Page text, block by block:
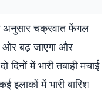
चक्रवात फेंगल
ओर बढ़ जाएगा और
में भारी तबाही मचाई
में भारी बारिश